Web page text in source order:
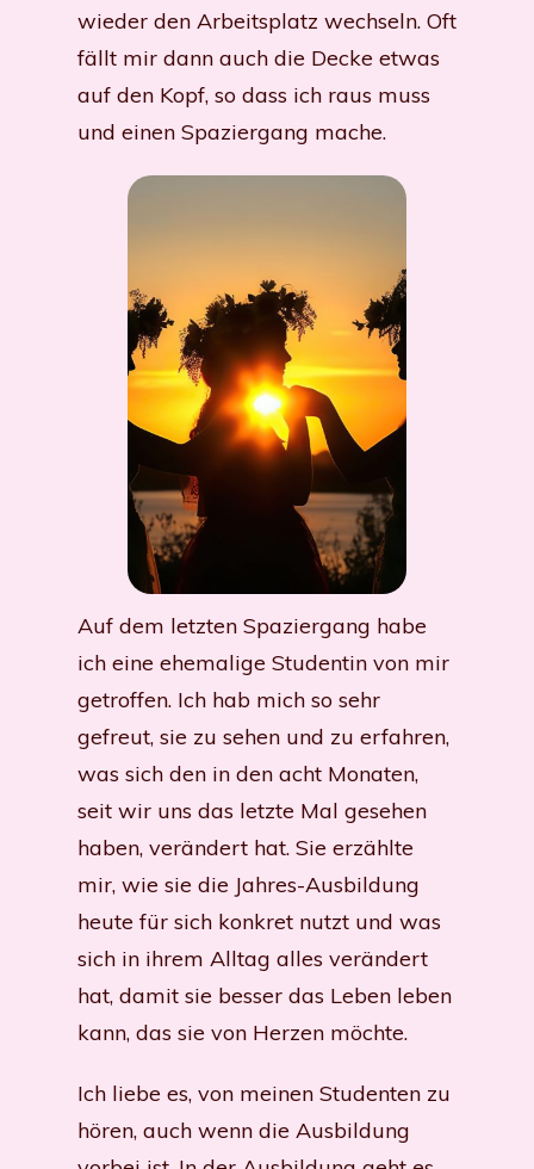
wieder den Arbeitsplatz wechseln. Oft
fällt mir dann auch die Decke etwas
auf den Kopf, so dass ich raus muss
und einen Spaziergang mache.
Auf dem letzten Spaziergang habe
ich eine ehemalige Studentin von mir
getroffen. Ich hab mich so sehr
gefreut, sie zu sehen und zu erfahren,
was sich den in den acht Monaten,
seit wir uns das letzte Mal gesehen
haben, verändert hat. Sie erzählte
mir, wie sie die Jahres-Ausbildung
heute für sich konkret nutzt und was
sich in ihrem Alltag alles verändert
hat, damit sie besser das Leben leben
kann, das sie von Herzen möchte.
Ich liebe es, von meinen Studenten zu
hören, auch wenn die Ausbildung